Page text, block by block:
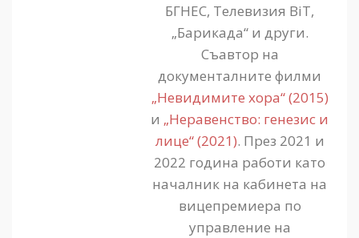
БГНЕС, Телевизия BiT,
„Барикада“ и други.
Съавтор на
документалните филми
„Невидимите хора“ (2015)
и „Неравенство: генезис и
лице“ (2021). През 2021 и
2022 година работи като
началник на кабинета на
вицепремиера по
управление на